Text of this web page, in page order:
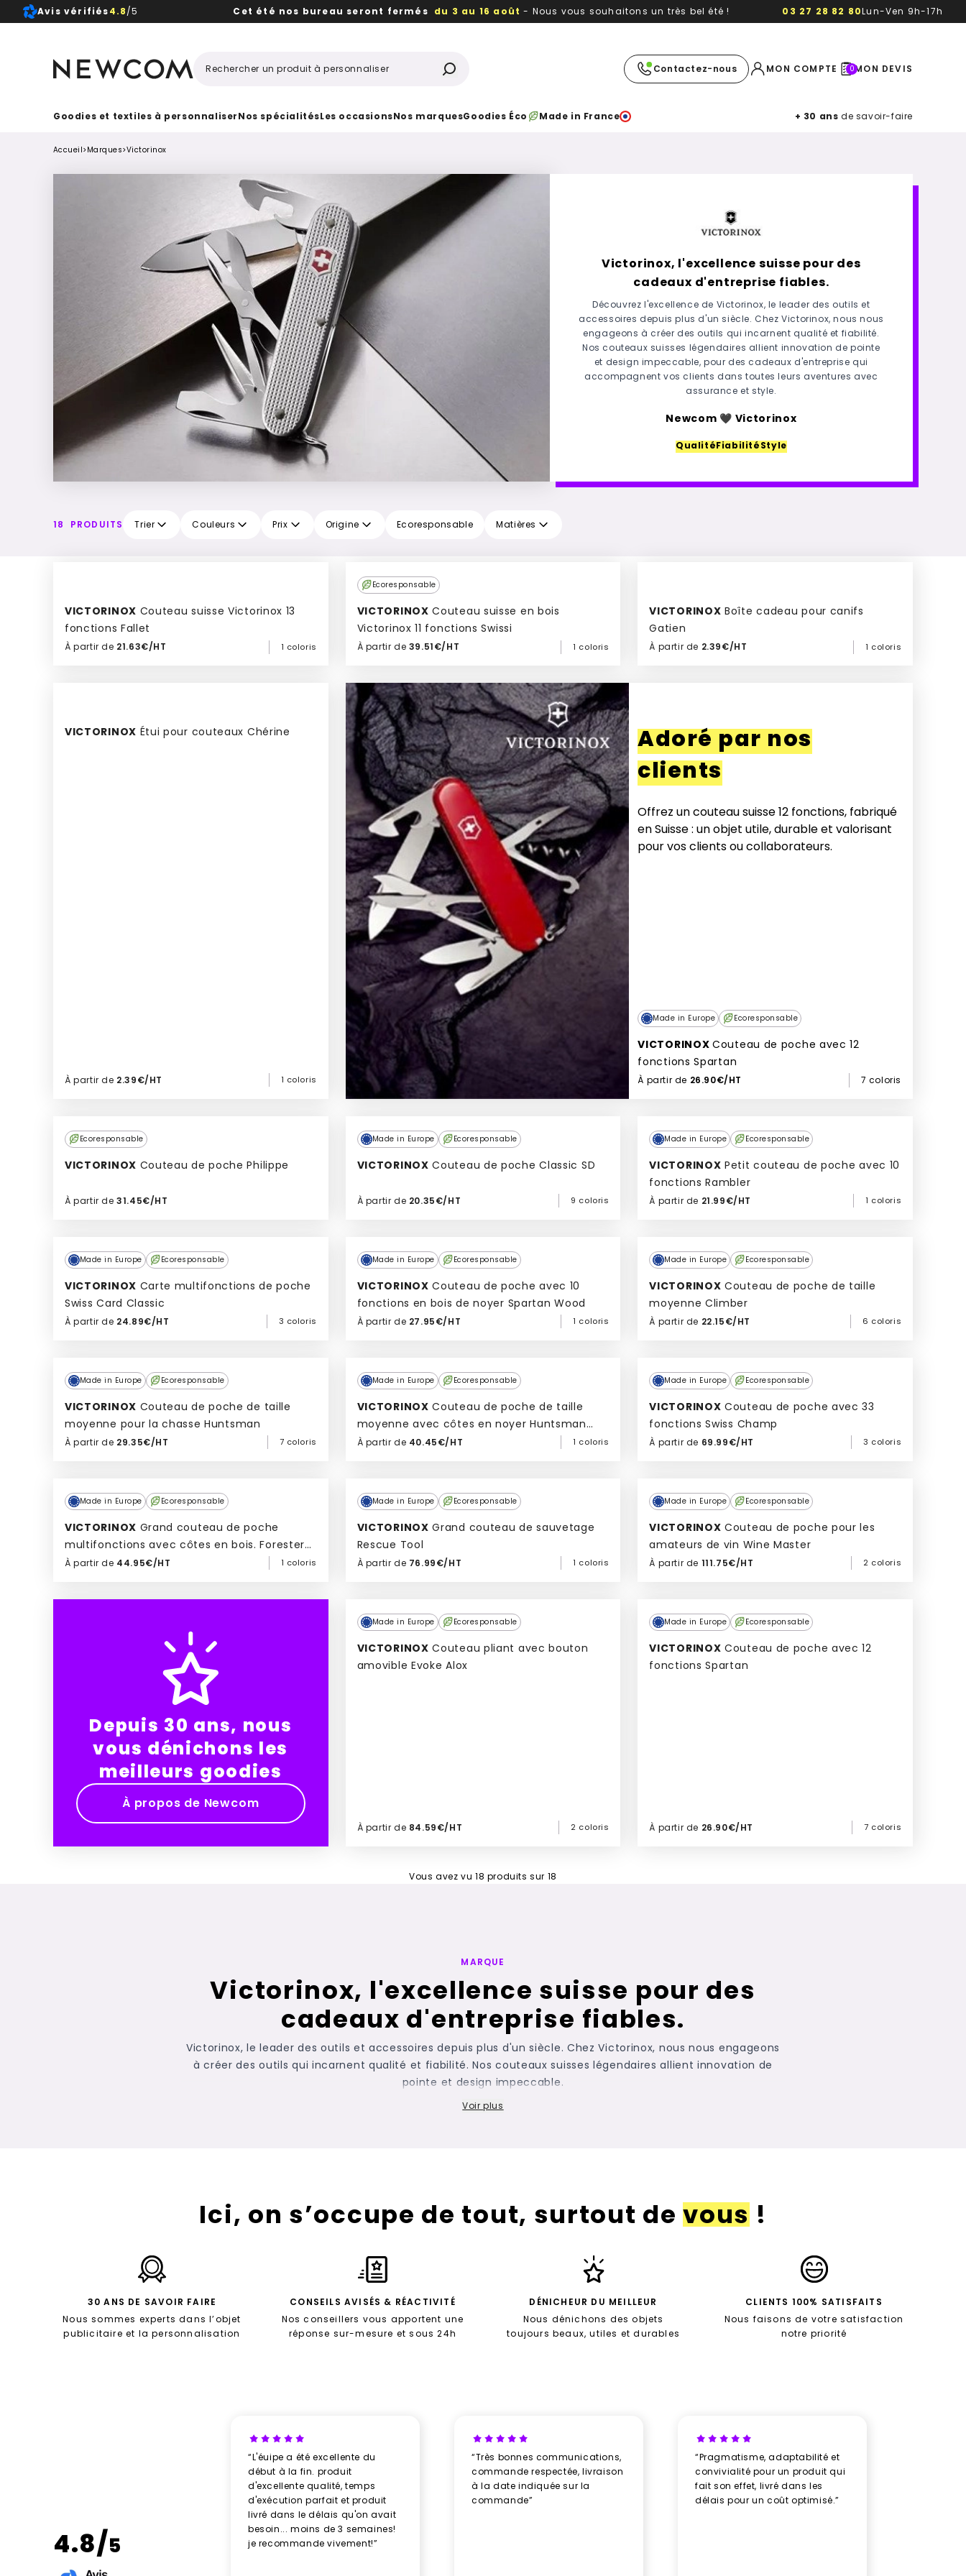
Avis vérifiés4.8/5 Cet été nos bureau seront fermés du 3 au 16 août - Nous vous souhaitons un très bel été !
03 27 28 82 80Lun-Ven 9h-17h
Contactez-nous MON COMPTE 0MON DEVIS
Goodies et textiles à personnaliserNos spécialitésLes occasionsNos marquesGoodies Éco Made in France + 30 ans de savoir-faire
Accueil>Marques>Victorinox
Victorinox, l'excellence suisse pour des
cadeaux d'entreprise fiables.
Découvrez l'excellence de Victorinox, le leader des outils et
accessoires depuis plus d'un siècle. Chez Victorinox, nous nous
engageons à créer des outils qui incarnent qualité et fiabilité.
Nos couteaux suisses légendaires allient innovation de pointe
et design impeccable, pour des cadeaux d'entreprise qui
accompagnent vos clients dans toutes leurs aventures avec
assurance et style.
Newcom 🖤​ Victorinox
QualitéFiabilitéStyle
18 PRODUITS Trier Couleurs Prix Origine Ecoresponsable Matières
VICTORINOX
fonctions Fallet
À partir de 21.63€/HT 1 coloris
Ecoresponsable
VICTORINOX Couteau suisse en bois
Victorinox 11 fonctions Swissi
À partir de 39.51€/HT 1 coloris
VICTORINOX Boîte cadeau pour canifs
Gatien
À partir de 2.39€/HT 1 coloris
VICTORINOX Étui pour couteaux Chérine
À partir de 2.39€/HT 1 coloris
Adoré par nos
clients
Offrez un couteau suisse 12 fonctions, fabriqué
en Suisse : un objet utile, durable et valorisant
pour vos clients ou collaborateurs.
Made in Europe Ecoresponsable
VICTORINOXCouteau de poche avec 12
fonctions Spartan
À partir de 26.90€/HT 7 coloris
Ecoresponsable
VICTORINOX Couteau de poche Philippe
À partir de31.45€/HT
Made in Europe Ecoresponsable
VICTORINOX Couteau de poche Classic SD
À partir de 20.35€/HT 9 coloris
Made in Europe Ecoresponsable
VICTORINOX Petit couteau de poche avec 10
fonctions Rambler
À partir de 21.99€/HT 1 coloris
Culte
Made in Europe Ecoresponsable
VICTORINOX
Swiss Card Classic
À partir de 24.89€/HT 3 coloris
Made in Europe Ecoresponsable
VICTORINOX Couteau de poche avec 10
fonctions en bois de noyer Spartan Wood
À partir de 27.95€/HT 1 coloris
Made in Europe Ecoresponsable
VICTORINOX Couteau de poche de taille
moyenne Climber
À partir de 22.15€/HT 6 coloris
Made in Europe Ecoresponsable
VICTORINOX
moyenne pour la chasse Huntsman
À partir de 29.35€/HT 7 coloris
Made in Europe Ecoresponsable
VICTORINOX Couteau de poche de taille
moyenne avec côtes en noyer Huntsman
wood
À partir de 40.45€/HT 1 coloris
Made in Europe Ecoresponsable
VICTORINOX Couteau de poche avec 33
fonctions Swiss Champ
À partir de 69.99€/HT 3 coloris
Made in Europe Ecoresponsable
VICTORINOX
multifonctions avec côtes en bois. Forester
Wood
À partir de 44.95€/HT 1 coloris
Made in Europe Ecoresponsable
VICTORINOX Grand couteau de sauvetage
Rescue Tool
À partir de 76.99€/HT 1 coloris
Made in Europe Ecoresponsable
VICTORINOX Couteau de poche pour les
amateurs de vin Wine Master
À partir de 111.75€/HT 2 coloris
Depuis 30 ans, nous
vous dénichons les
meilleurs goodies
À propos de Newcom
Made in Europe Ecoresponsable
VICTORINOX Couteau pliant avec bouton
amovible Evoke Alox
À partir de 84.59€/HT 2 coloris
Culte
Made in Europe Ecoresponsable
VICTORINOX Couteau de poche avec 12
fonctions Spartan
À partir de 26.90€/HT 7 coloris
Vous avez vu 18 produits sur 18
MARQUE
Victorinox, l'excellence suisse pour des
cadeaux d'entreprise fiables.
Victorinox, le leader des outils et accessoires depuis plus d'un siècle. Chez Victorinox, nous nous engageons
à créer des outils qui incarnent qualité et fiabilité. Nos couteaux suisses légendaires allient innovation de
pointe et design impeccable.
Voir plus
Ici, on s’occupe de tout, surtout devous !
30 ANS DE SAVOIR FAIRE
Nous sommes experts dans l’objet
publicitaire et la personnalisation
CONSEILS AVISÉS & RÉACTIVITÉ
Nos conseillers vous apportent une
réponse sur-mesure et sous 24h
DÉNICHEUR DU MEILLEUR
Nous dénichons des objets
toujours beaux, utiles et durables
CLIENTS 100% SATISFAITS
Nous faisons de votre satisfaction
notre priorité
4.8/5
“L'éuipe a été excellente du
début à la fin. produit
d'excellente qualité, temps
d'exécution parfait et produit
livré dans le délais qu'on avait
besoin... moins de 3 semaines!
je recommande vivement!”
“Très bonnes communications,
commande respectée, livraison
à la date indiquée sur la
commande”
“Pragmatisme, adaptabilité et
convivialité pour un produit qui
fait son effet, livré dans les
délais pour un coût optimisé.”